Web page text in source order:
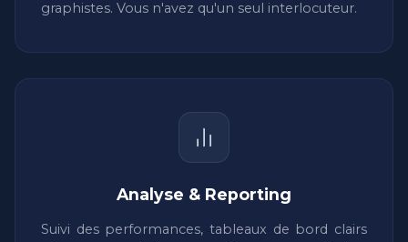
graphistes. Vous n'avez qu'un seul interlocuteur.
Analyse & Reporting
Suivi des performances, tableaux de bord clairs